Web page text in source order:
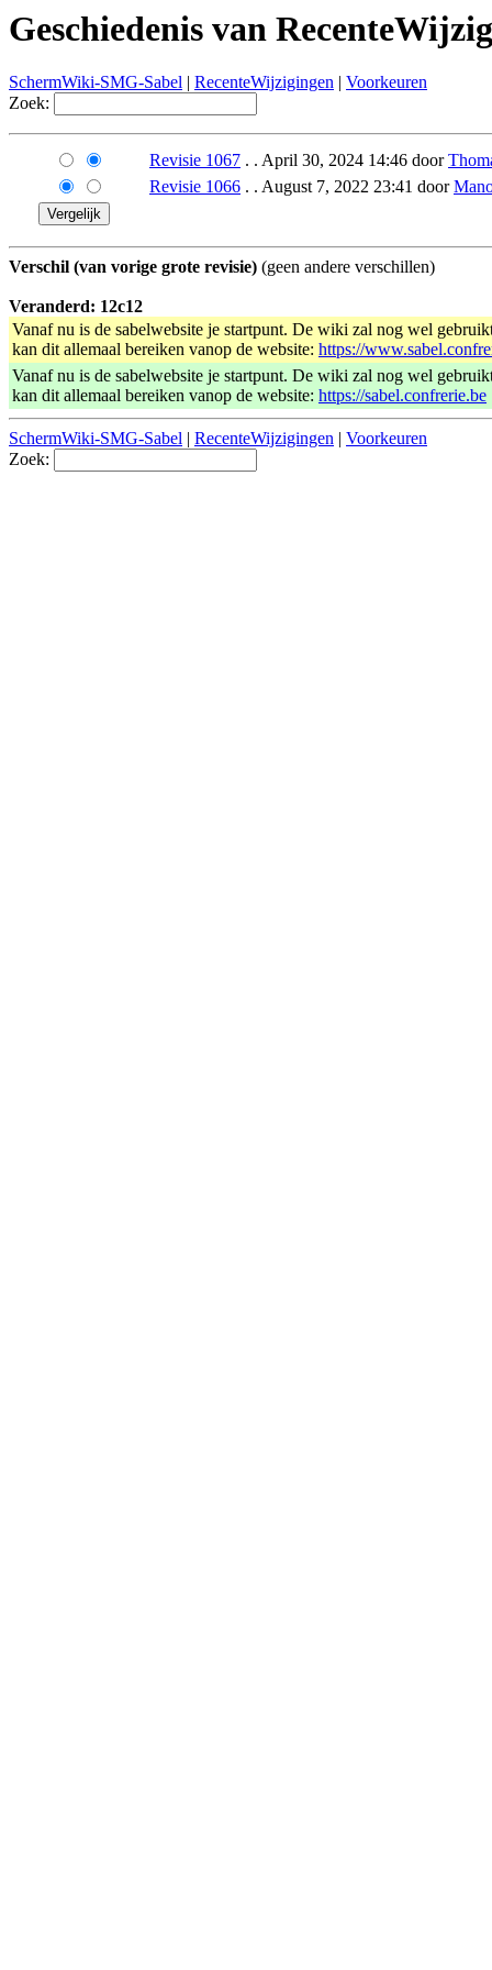
Geschiedenis van
SchermWiki-SMG-Sabel | RecenteWijzigingen | Voorkeuren
Zoek:
Revisie 1067 . . April 30, 2024 14:46 door
Revisie 1066 . . August 7, 2022 23:41 door
Verschil (van vorige grote revisie) (geen andere verschillen)
Veranderd: 12c12
Vanaf nu is de sabelwebsite je startpunt. De wiki zal nog wel
kan dit allemaal bereiken vanop de website: https://
Vanaf nu is de sabelwebsite je startpunt. De wiki zal nog wel
kan dit allemaal bereiken vanop de website: https://sabel.confrerie.be
SchermWiki-SMG-Sabel | RecenteWijzigingen | Voorkeuren
Zoek: